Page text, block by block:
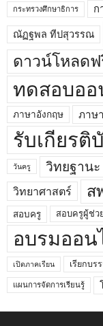
กระทรวงศึกษาธิการ ก
ณัฏฐพล ทีปสุวรรณ
ดาวน์โหลดฟ
ทดสอบออ
ภาษาอังกฤษ ภาษ
รับเกียรติ
วันครู วิทยฐานะ
วิทยาศาสตร์ ส
สอบครู สอบครูผู้ช่ว
อบรมออน
เปิดภาคเรียน เรียกบร
แผนการจัดการเรียนรู้